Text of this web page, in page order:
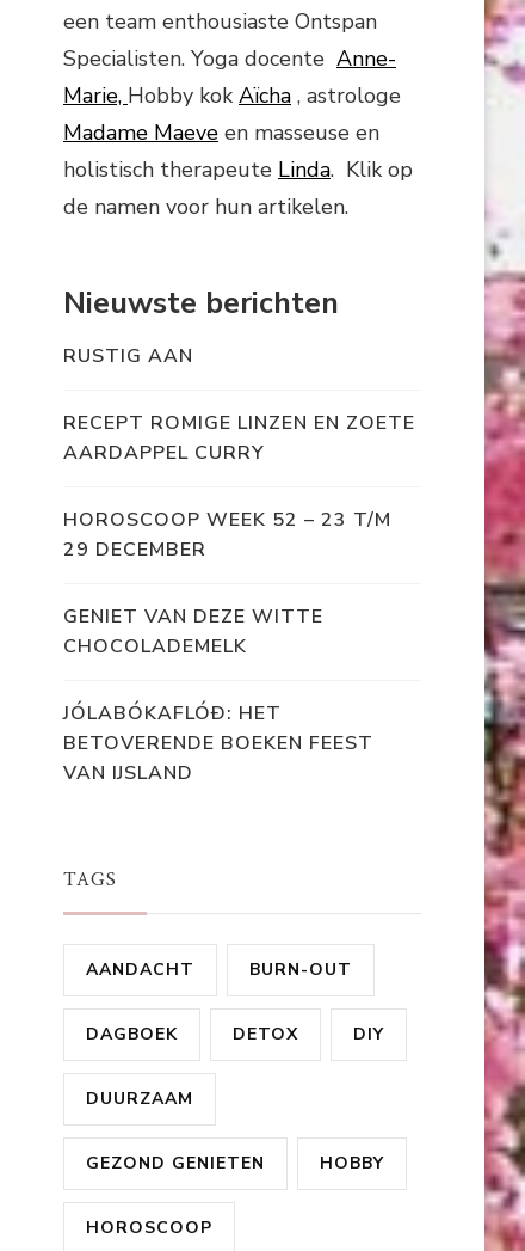
een team enthousiaste Ontspan
Specialisten. Yoga docente Anne-
Marie, Hobby kok Aïcha, astrologe
Madame Maeveen masseuse en
holistisch therapeute Linda. Klik op
de namen voor hun artikelen.
Nieuwste berichten
RUSTIG AAN
RECEPT ROMIGE LINZEN EN ZOETE
AARDAPPEL CURRY
HOROSCOOP WEEK 52 – 23 T/M
29 DECEMBER
GENIET VAN DEZE WITTE
CHOCOLADEMELK
JÓLABÓKAFLÓÐ: HET
BETOVERENDE BOEKEN FEEST
VAN IJSLAND
TAGS
AANDACHT BURN-OUT
DAGBOEK DETOX DIY
DUURZAAM
GEZOND GENIETEN HOBBY
HOROSCOOP